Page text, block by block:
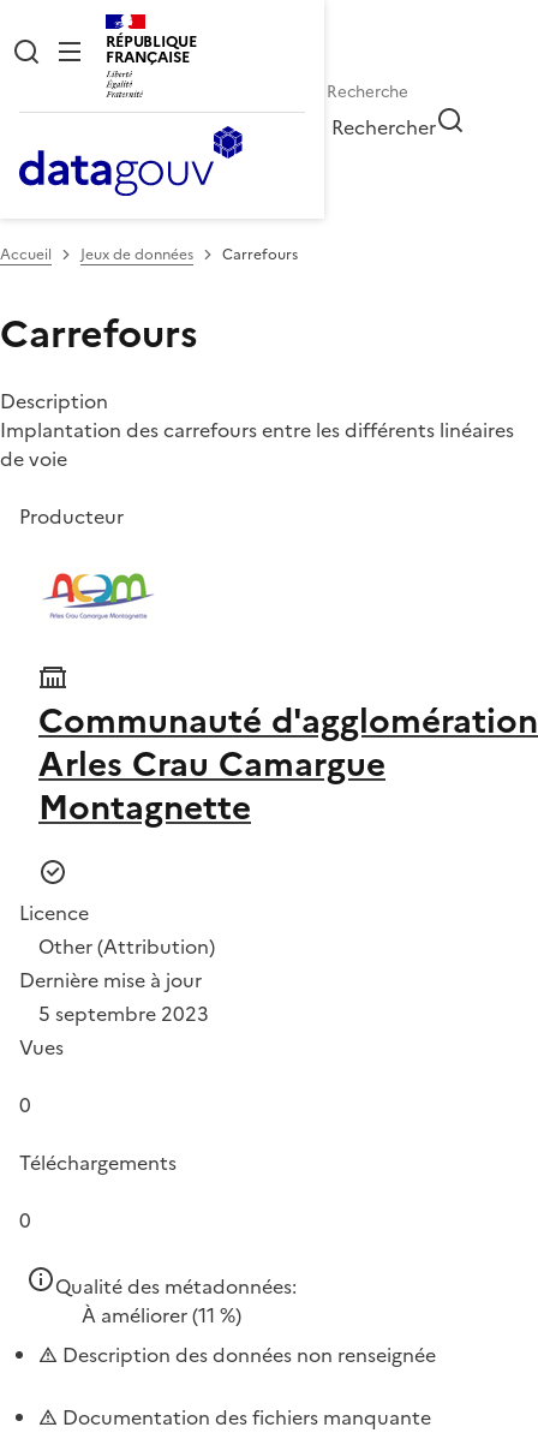
RÉPUBLIQUE
FRANÇAISE
Rechercher
Accueil Jeux de données Carrefours
Carrefours
Description
Implantation des carrefours entre les différents linéaires
de voie
Producteur
Communauté d'agglomération
Arles Crau Camargue
Montagnette
Licence
Other (Attribution)
Dernière mise à jour
5 septembre 2023
Vues
0
Téléchargements
0
Qualité des métadonnées:
À améliorer(11 %)
Description des données non renseignée
Documentation des fichiers manquante